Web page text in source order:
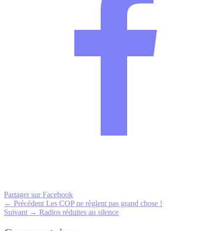
Partager sur Facebook
← Précédent Les COP ne règlent pas grand chose !
Suivant → Radios réduites au silence